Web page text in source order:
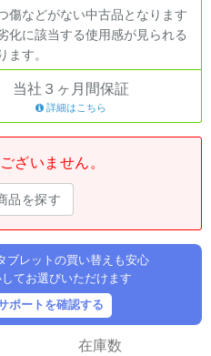
傷などがない中古品となります
化に該当する使用感が見られる
ます。
当社３ヶ月間保証
詳細はこちら
ざいません。
品を探す
ブレットの買い替えも安心
てお選びいただけます
ポートを確認する
在庫数